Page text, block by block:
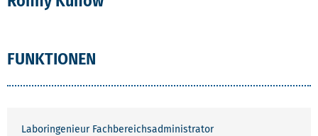
FUNKTIONEN
Laboringenieur Fachbereichsadministrator